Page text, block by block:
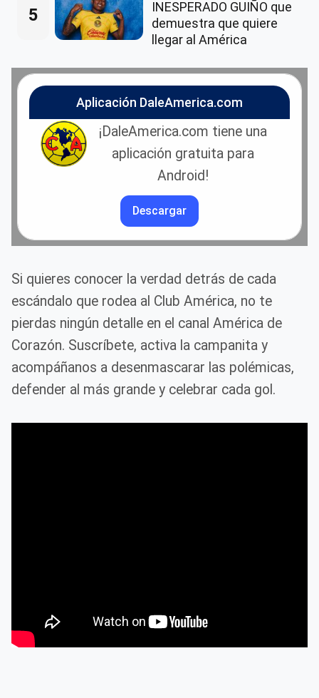
5
INESPERADO GUIÑO que
demuestra que quiere
llegar al América
Aplicación DaleAmerica.com
¡DaleAmerica.com tiene una
aplicación gratuita para
Android!
Descargar
Si quieres conocer la verdad detrás de cada
escándalo que rodea al Club América, no te
pierdas ningún detalle en el canal América de
Corazón. Suscríbete, activa la campanita y
acompáñanos a desenmascarar las polémicas,
defender al más grande y celebrar cada gol.